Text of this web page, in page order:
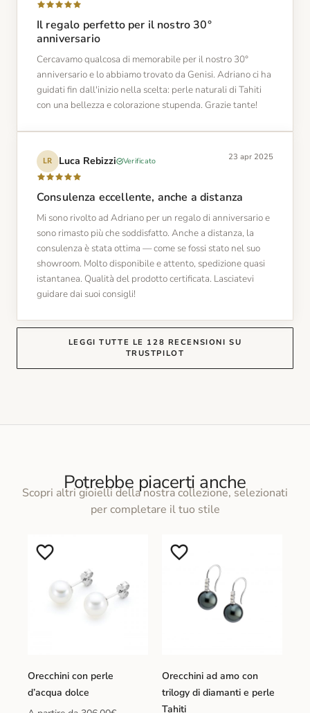
Il regalo perfetto per il nostro 30°
anniversario
Cercavamo qualcosa di memorabile per il nostro 30°
anniversario e lo abbiamo trovato da Genisi. Adriano ci ha
guidati fin dall'inizio nella scelta: perle naturali di Tahiti
con una bellezza e colorazione stupenda. Grazie tante!
LR Luca Rebizzi Verificato 23 apr 2025
Consulenza eccellente, anche a distanza
Mi sono rivolto ad Adriano per un regalo di anniversario e
sono rimasto più che soddisfatto. Anche a distanza, la
consulenza è stata ottima — come se fossi stato nel suo
showroom. Molto disponibile e attento, spedizione quasi
istantanea. Qualità del prodotto certificata. Lasciatevi
guidare dai suoi consigli!
LEGGI TUTTE LE 128 RECENSIONI SU
TRUSTPILOT
Potrebbe piacerti anche
Scopri altri gioielli della nostra collezione, selezionati
per completare il tuo stile
Orecchini con perle
d’acqua dolce
Orecchini ad amo con
trilogy di diamanti e perle
Tahiti